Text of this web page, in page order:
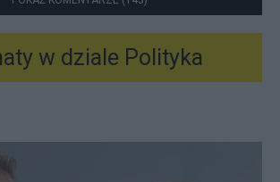
w dziale Polityka